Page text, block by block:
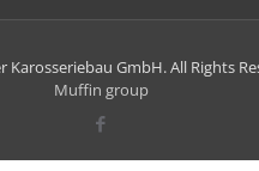
Karosseriebau GmbH. All Rights
Muffin group